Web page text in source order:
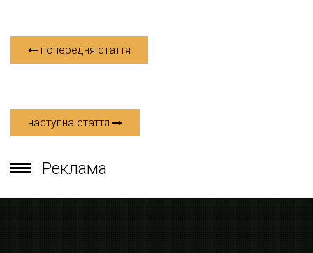
попередня стаття
наступна стаття
Реклама